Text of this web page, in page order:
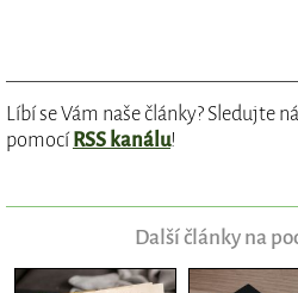
Líbí se Vám naše články? Sledujte
pomocí RSS kanálu!
Další články na